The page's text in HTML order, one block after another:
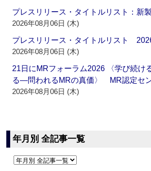
プレスリリース・タイトルリスト：新
2026年08月06日 (木)
プレスリリース・タイトルリスト
2026年08月06日 (木)
21日にMRフォーラム2026 〈学び続け
る―問われるMRの真価〉 MR認定セ
2026年08月06日 (木)
年月別 全記事一覧